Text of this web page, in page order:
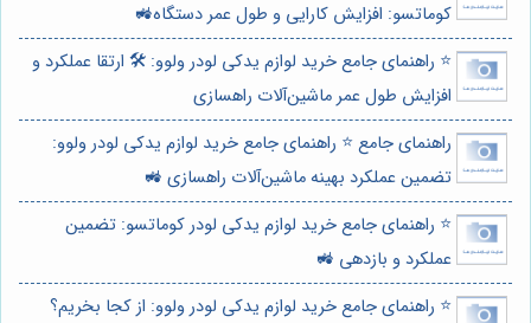
کوماتسو: افزایش کارایی و طول عمر دستگاه🚜
⭐️ راهنمای جامع خرید لوازم یدکی لودر ولوو: 🛠️ ارتقا عملکرد و
افزایش طول عمر ماشین‌آلات راهسازی
راهنمای جامع ⭐️ راهنمای جامع خرید لوازم یدکی لودر ولوو:
تضمین عملکرد بهینه ماشین‌آلات راهسازی 🚜
⭐️ راهنمای جامع خرید لوازم یدکی لودر کوماتسو: تضمین
عملکرد و بازدهی 🚜
⭐️ راهنمای جامع خرید لوازم یدکی لودر ولوو: از کجا بخریم؟